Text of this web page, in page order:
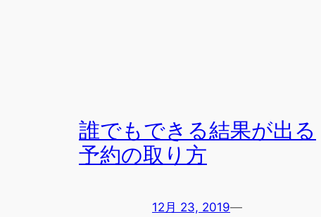
誰でもできる結果が出る
予約の取り方
12月 23, 2019—